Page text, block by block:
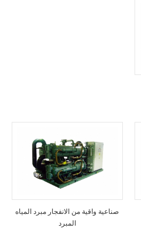
صناعية واقية من الانفجار مبرد المياه
المبرد